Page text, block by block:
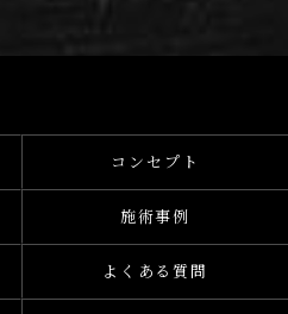
コンセプト
施術事例
よくある質問